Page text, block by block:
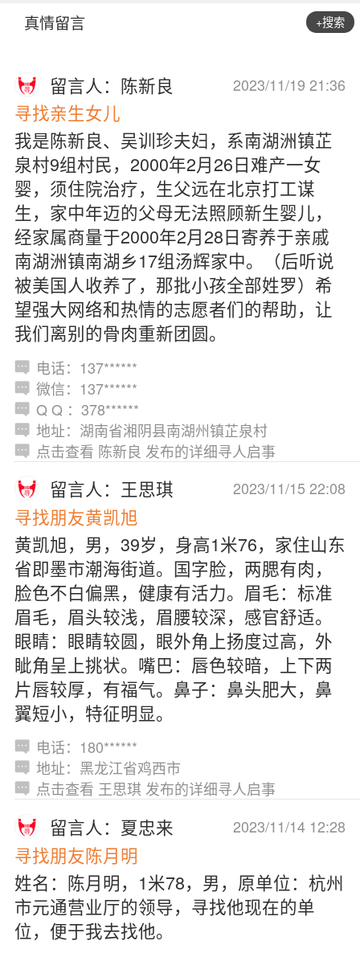
+搜索
真情留言
2023/11/19 21:36
留言人：陈新良
寻找亲生女儿
我是陈新良、吴训珍夫妇，系南湖洲镇芷
泉村9组村民，2000年2月26日难产一女
婴，须住院治疗，生父远在北京打工谋
生，家中年迈的父母无法照顾新生婴儿，
经家属商量于2000年2月28日寄养于亲戚
南湖洲镇南湖乡17组汤辉家中。（后听说
被美国人收养了，那批小孩全部姓罗）希
望强大网络和热情的志愿者们的帮助，让
我们离别的骨肉重新团圆。
电话：137******
微信：137******
Q Q ：378******
地址：湖南省湘阴县南湖州镇芷泉村
点击查看 陈新良 发布的详细寻人启事
2023/11/15 22:08
留言人：王思琪
寻找朋友黄凯旭
黄凯旭，男，39岁，身高1米76，家住山东
省即墨市潮海街道。国字脸，两腮有肉，
脸色不白偏黑，健康有活力。眉毛：标准
眉毛，眉头较浅，眉腰较深，感官舒适。
眼睛：眼睛较圆，眼外角上扬度过高，外
眦角呈上挑状。嘴巴：唇色较暗，上下两
片唇较厚，有福气。鼻子：鼻头肥大，鼻
翼短小，特征明显。
电话：180******
地址：黑龙江省鸡西市
点击查看 王思琪 发布的详细寻人启事
2023/11/14 12:28
留言人：夏忠来
寻找朋友陈月明
姓名：陈月明，1米78，男，原单位：杭州
市元通营业厅的领导，寻找他现在的单
位，便于我去找他。